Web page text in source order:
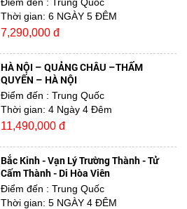
Thời gian: 6 NGÀY 5 ĐÊM
7,290,000 đ
HÀ NỘI – QUẢNG CHÂU –THẨM
QUYẾN – HÀ NỘI
Điểm đến : Trung Quốc
Thời gian: 4 Ngày 4 Đêm
11,490,000 đ
Bắc Kinh - Vạn Lý Trường Thành - Tử
Cấm Thành - Di Hòa Viên
Điểm đến : Trung Quốc
Thời gian: 5 NGÀY 4 ĐÊM